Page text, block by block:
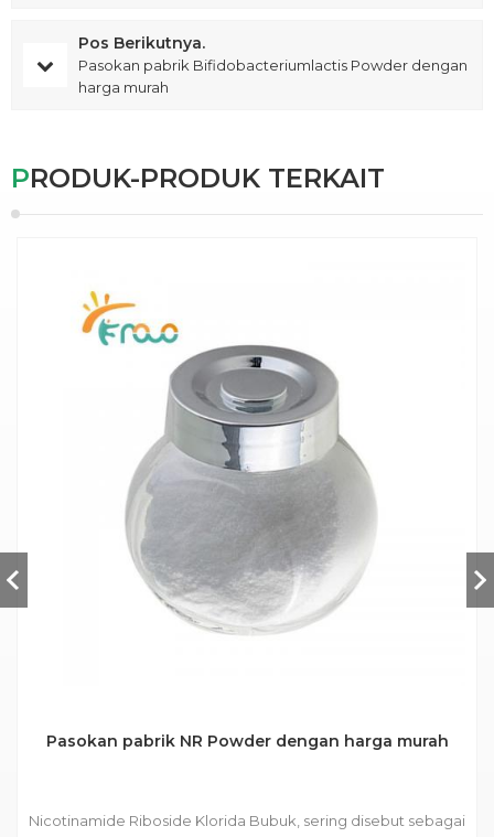
Pos Berikutnya.
Pasokan pabrik Bifidobacteriumlactis Powder dengan
harga murah
PRODUK-PRODUK TERKAIT
Pasokan pabrik NR Powder dengan harga murah
Nicotinamide Riboside Klorida Bubuk, sering disebut sebagai